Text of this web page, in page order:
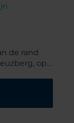
de rand
op
van de